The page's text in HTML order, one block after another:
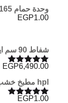
وحدة حمام 165 سم
EGP1.00
شفاط 90 سم ايكوماتيك
تم التقييم
5.00
من 5
EGP6,490.00
hpl مطبخ خشب
EGP1.00